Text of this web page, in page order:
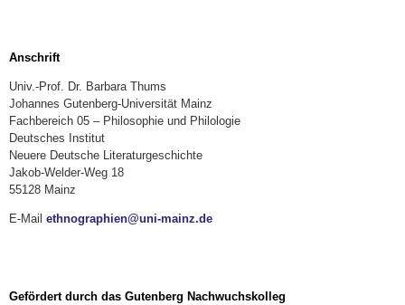
Anschrift
Univ.-Prof. Dr. Barbara Thums
Johannes Gutenberg-Universität Mainz
Fachbereich 05 – Philosophie und Philologie
Deutsches Institut
Neuere Deutsche Literaturgeschichte
Jakob-Welder-Weg 18
55128 Mainz
E-Mail ethnographien@uni-mainz.de
Gefördert durch das Gutenberg Nachwuchskolleg